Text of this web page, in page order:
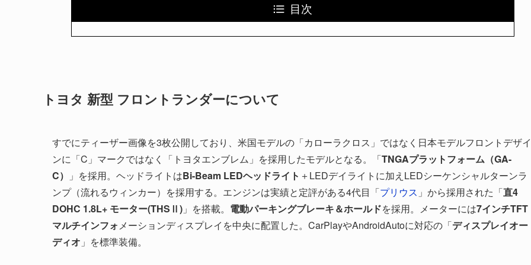
目次
トヨタ 新型 フロントランダーについて
すでにティーザー画像を3枚公開しており、米国モデルの「カローラクロス」ではなく日本モデルフロントデザイ
ンに「C」マークではなく「トヨタエンブレム」を採用したモデルとなる。「TNGAプラットフォーム（GA-
C）
」を採用。ヘッドライトはBi-Beam LEDヘッドライト ＋LEDデイライトに加えLEDシーケンシャルターンラ
ンプ（流れるウィンカー）を採用する。エンジンは実績と定評がある4代目「プリウス 」から採用された「直4
DOHC 1.8L+ モーター(THSⅡ) 」を搭載。 電動パーキングブレーキ＆ホールドを採用。メーターには7インチTFT
マルチインフォメーションディスプレイを中央に配置した。CarPlayやAndroidAutoに対応の「ディスプレイオー
ディオ 」を標準装備。